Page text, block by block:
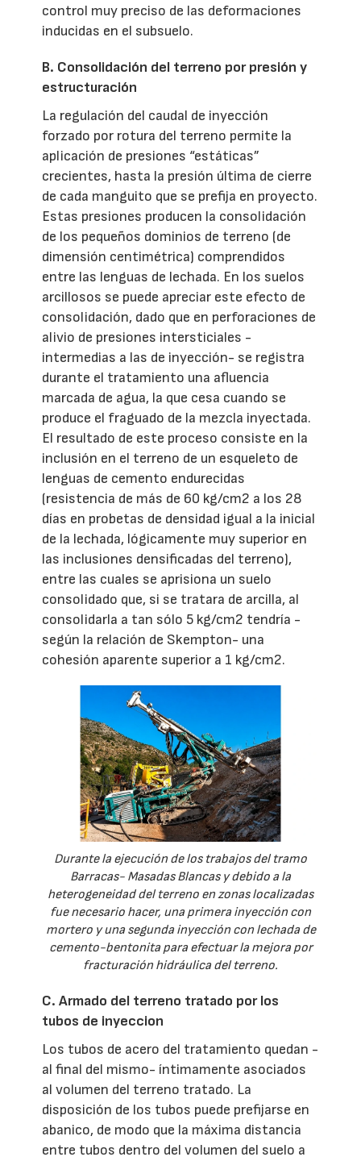
control muy preciso de las deformaciones
inducidas en el subsuelo.
B. Consolidación del terreno por presión y
estructuración
La regulación del caudal de inyección
forzado por rotura del terreno permite la
aplicación de presiones “estáticas”
crecientes, hasta la presión última de cierre
de cada manguito que se prefija en proyecto.
Estas presiones producen la consolidación
de los pequeños dominios de terreno (de
dimensión centimétrica) comprendidos
entre las lenguas de lechada. En los suelos
arcillosos se puede apreciar este efecto de
consolidación, dado que en perforaciones de
alivio de presiones intersticiales -
intermedias a las de inyección- se registra
durante el tratamiento una afluencia
marcada de agua, la que cesa cuando se
produce el fraguado de la mezcla inyectada.
El resultado de este proceso consiste en la
inclusión en el terreno de un esqueleto de
lenguas de cemento endurecidas
(resistencia de más de 60 kg/cm2 a los 28
días en probetas de densidad igual a la inicial
de la lechada, lógicamente muy superior en
las inclusiones densificadas del terreno),
entre las cuales se aprisiona un suelo
consolidado que, si se tratara de arcilla, al
consolidarla a tan sólo 5 kg/cm2 tendría -
según la relación de Skempton- una
cohesión aparente superior a 1 kg/cm2.
Durante la ejecución de los trabajos del tramo
Barracas- Masadas Blancas y debido a la
heterogeneidad del terreno en zonas localizadas
fue necesario hacer, una primera inyección con
mortero y una segunda inyección con lechada de
cemento-bentonita para efectuar la mejora por
fracturación hidráulica del terreno.
C. Armado del terreno tratado por los
tubos de inyeccion
Los tubos de acero del tratamiento quedan -
al final del mismo- íntimamente asociados
al volumen del terreno tratado. La
disposición de los tubos puede prefijarse en
abanico, de modo que la máxima distancia
entre tubos dentro del volumen del suelo a